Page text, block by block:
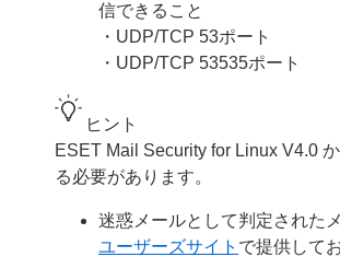
信できること
・UDP/TCP 53ポート
・UDP/TCP 53535ポート
ヒント
ESET Mail Security for Linux V4.0
る必要があります。
迷惑メールとして判定された
ユーザーズサイト で提供して